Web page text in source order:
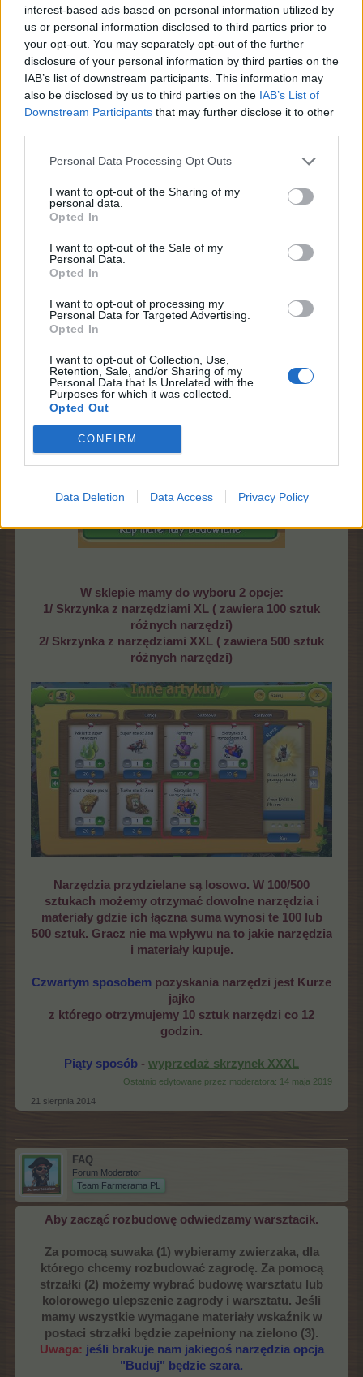
interest-based ads based on personal information utilized by
us or personal information disclosed to third parties prior to
your opt-out. You may separately opt-out of the further
disclosure of your personal information by third parties on the
IAB’s list of downstream participants. This information may
also be disclosed by us to third parties on the IAB’s List of
Downstream Participants that may further disclose it to other
Personal Data Processing Opt Outs
I want to opt-out of the Sharing of my
personal data.
Opted In
I want to opt-out of the Sale of my
Personal Data.
Opted In
I want to opt-out of processing my
Personal Data for Targeted Advertising.
Opted In
I want to opt-out of Collection, Use,
Retention, Sale, and/or Sharing of my
Personal Data that Is Unrelated with the
Purposes for which it was collected.
Opted Out
CONFIRM
Data Deletion Data Access Privacy Policy
osoba wysyłająca nie ma wpływu na typ
narzędzia czy materiału. Ona wysyła tylko
skrzyneczkę, zawartość definiuje system gry.
Zawsze otrzymujemy 10 sztuk narzędzi z jednej
skrzynki.
TUTAJ.
Sposób trzeci - Zakup w sklepie farmerskim
W mieście wybieramy budynek galerii handlowej
wybieramy sekcję----->>> sklep farmerski
następnie wybieramy z rubryki
Dodatkilub w warsztacie wybieramy przyciskKup
W sklepie mamy do wyboru 2 opcje:
1/ Skrzynka z narzędziami XL ( zawiera 100 sztuk
różnych narzędzi)
2/ Skrzynka z narzędziami XXL ( zawiera 500 sztuk
różnych narzędzi)
Narzędzia przydzielane są losowo. W 100/500
sztukach możemy otrzymać dowolne narzędzia i
materiały gdzie ich łączna suma wynosi te 100 lub
500 sztuk. Gracz nie ma wpływu na to jakie narzędzia
i materiały kupuje.
Czwartym sposobem pozyskania narzędzi jest Kurze
jajko
z którego otrzymujemy 10 sztuk narzędzi co 12
godzin.
Piąty sposób - wyprzedaż skrzynek XXXL
Ostatnio edytowane przez moderatora: 14 maja 2019
21 sierpnia 2014
FAQ
Forum Moderator
Team Farmerama PL
Aby zacząć rozbudowę odwiedzamy warsztacik.
Za pomocą suwaka (1) wybieramy zwierzaka, dla
którego chcemy rozbudować zagrodę. Za pomocą
strzałki (2) możemy wybrać budowę warsztatu lub
kolorowego ulepszenie zagrody i warsztatu. Jeśli
mamy wszystkie wymagane materiały wskaźnik w
postaci strzałki będzie zapełniony na zielono (3).
Uwaga: jeśli brakuje nam jakiegoś narzędzia opcja
"Buduj" będzie szara.